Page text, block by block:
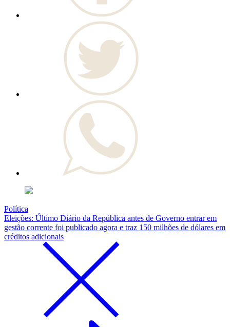
Política
Eleições: Último Diário da República antes de Governo entrar em
gestão corrente foi publicado agora e traz 150 milhões de dólares em
créditos adicionais